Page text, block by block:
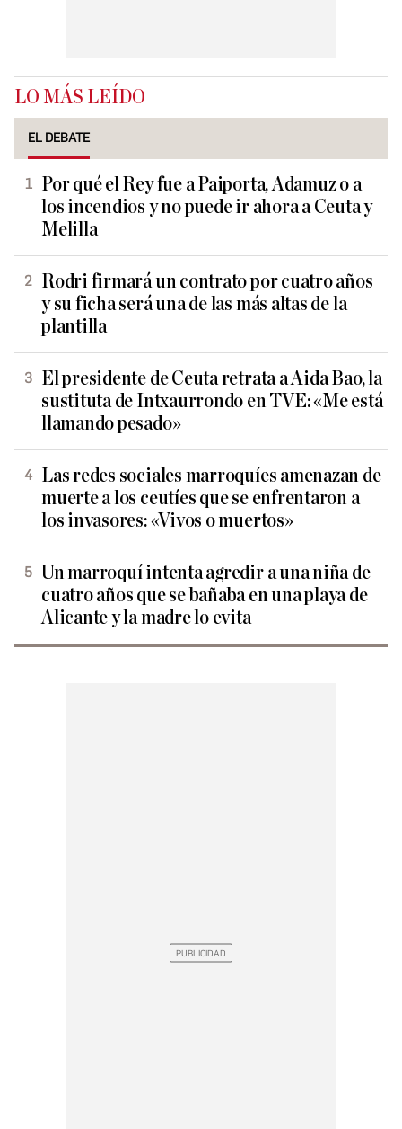
LO MÁS LEÍDO
EL DEBATE
Por qué el Rey fue a Paiporta, Adamuz o a
los incendios y no puede ir ahora a Ceuta y
Melilla
Rodri firmará un contrato por cuatro años
y su ficha será una de las más altas de la
plantilla
El presidente de Ceuta retrata a Aida Bao, la
sustituta de Intxaurrondo en TVE: «Me está
llamando pesado»
Las redes sociales marroquíes amenazan de
muerte a los ceutíes que se enfrentaron a
los invasores: «Vivos o muertos»
Un marroquí intenta agredir a una niña de
cuatro años que se bañaba en una playa de
Alicante y la madre lo evita